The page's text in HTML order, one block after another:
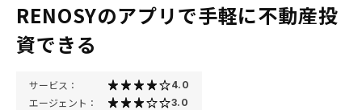
RENOSYのアプリで手軽に不動産投
資できる
サービス： 4.0
エージェント： 3.0